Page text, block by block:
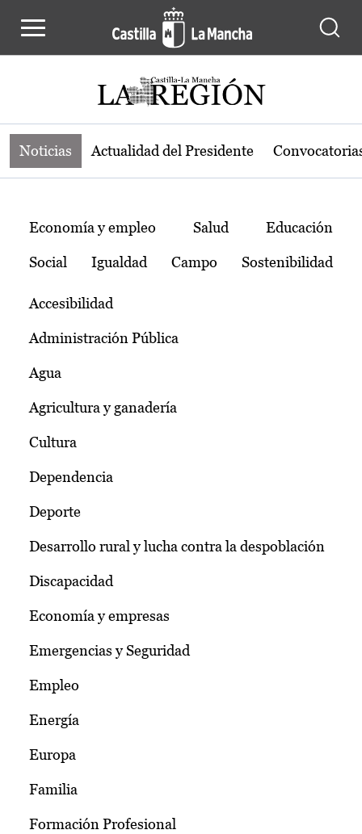
Noticias de la región de Castilla-La
Noticias Actualidad del Presidente
Temas
Economía y empleo Salud Educación
Social Igualdad Campo Sostenibilidad
Accesibilidad
Administración Pública
Agua
Agricultura y ganadería
Cultura
Dependencia
Deporte
Desarrollo rural y lucha contra la despoblación
Discapacidad
Economía y empresas
Emergencias y Seguridad
Empleo
Energía
Europa
Familia
Formación Profesional